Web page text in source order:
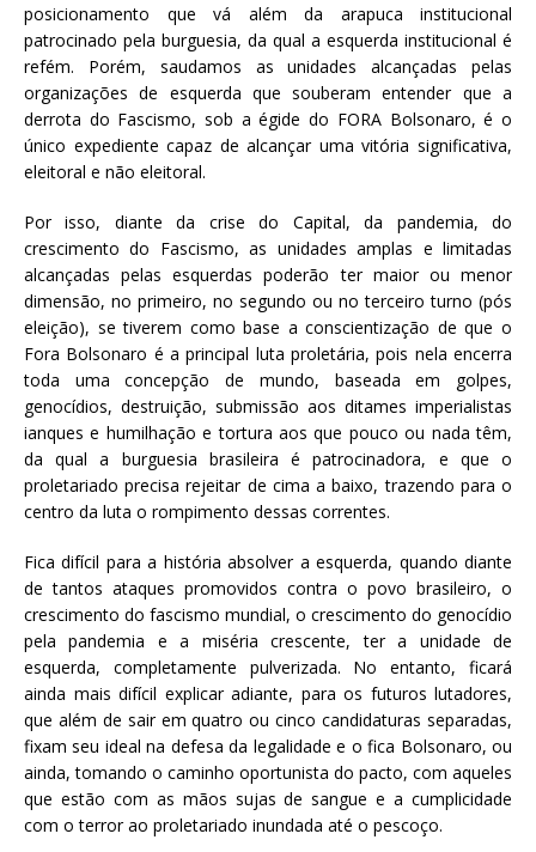
posicionamento que vá além da arapuca institucional
patrocinado pela burguesia, da qual a esquerda institucional é
refém. Porém, saudamos as unidades alcançadas pelas
organizações de esquerda que souberam entender que a
derrota do Fascismo, sob a égide do FORA Bolsonaro, é o
único expediente capaz de alcançar uma vitória significativa,
eleitoral e não eleitoral.
Por isso, diante da crise do Capital, da pandemia, do
crescimento do Fascismo, as unidades amplas e limitadas
alcançadas pelas esquerdas poderão ter maior ou menor
dimensão, no primeiro, no segundo ou no terceiro turno (pós
eleição), se tiverem como base a conscientização de que o
Fora Bolsonaro é a principal luta proletária, pois nela encerra
toda uma concepção de mundo, baseada em golpes,
genocídios, destruição, submissão aos ditames imperialistas
ianques e humilhação e tortura aos que pouco ou nada têm,
da qual a burguesia brasileira é patrocinadora, e que o
proletariado precisa rejeitar de cima a baixo, trazendo para o
centro da luta o rompimento dessas correntes.
Fica difícil para a história absolver a esquerda, quando diante
de tantos ataques promovidos contra o povo brasileiro, o
crescimento do fascismo mundial, o crescimento do genocídio
pela pandemia e a miséria crescente, ter a unidade de
esquerda, completamente pulverizada. No entanto, ficará
ainda mais difícil explicar adiante, para os futuros lutadores,
que além de sair em quatro ou cinco candidaturas separadas,
fixam seu ideal na defesa da legalidade e o fica Bolsonaro, ou
ainda, tomando o caminho oportunista do pacto, com aqueles
que estão com as mãos sujas de sangue e a cumplicidade
com o terror ao proletariado inundada até o pescoço.